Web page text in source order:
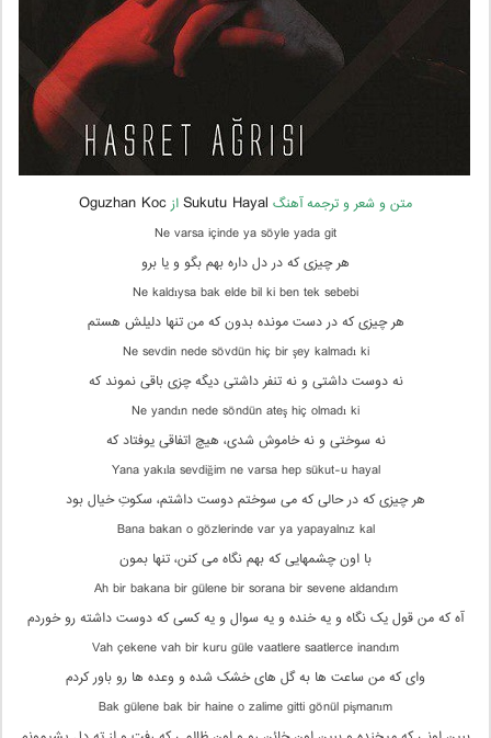
متن و شعر و ترجمه آهنگ Sukutu HayalازOguzhan Koc
Ne varsa içinde ya söyle yada git
هر چیزی که در دل داره بهم بگو و یا برو
Ne kaldıysa bak elde bil ki ben tek sebebi
هر چیزی که در دست مونده بدون که من تنها دلیلش هستم
Ne sevdin nede sövdün hiç bir şey kalmadı ki
نه دوست داشتی و نه تنفر داشتی دیگه چزی باقی نموند که
Ne yandın nede söndün ateş hiç olmadı ki
نه سوختی و نه خاموش شدی، هیچ اتفاقی یوفتاد که
Yana yakıla sevdiğim ne varsa hep sükut-u hayal
هر چیزی که در حالی که می سوختم دوست داشتم، سکوتِ خیال بود
Bana bakan o gözlerinde var ya yapayalnız kal
با اون چشمهایی که بهم نگاه می کنن، تنها بمون
Ah bir bakana bir gülene bir sorana bir sevene aldandım
آه که من قول یک نگاه و یه خنده و یه سوال و یه کسی که دوست داشته رو خوردم
Vah çekene vah bir kuru güle vaatlere saatlerce inandım
وای که من ساعت ها به گل های خشک شده و وعده ها رو باور کردم
Bak gülene bak bir haine o zalime gitti gönül pişmanım